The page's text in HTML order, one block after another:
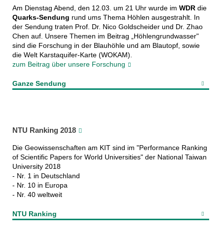
Am Dienstag Abend, den 12.03. um 21 Uhr wurde im WDRdie
Quarks-Sendung rund ums Thema Höhlen ausgestrahlt. In
der Sendung traten Prof. Dr. Nico Goldscheider und Dr. Zhao
Chen auf. Unsere Themen im Beitrag „Höhlengrundwasser"
sind die Forschung in der Blauhöhle und am Blautopf, sowie
die Welt Karstaquifer-Karte (WOKAM).
zum Beitrag über unsere Forschung
Ganze Sendung
NTU Ranking 2018
Die Geowissenschaften am KIT sind im "Performance Ranking
of Scientific Papers for World Universities" der National Taiwan
University 2018
- Nr. 1 in Deutschland
- Nr. 10 in Europa
- Nr. 40 weltweit
NTU Ranking